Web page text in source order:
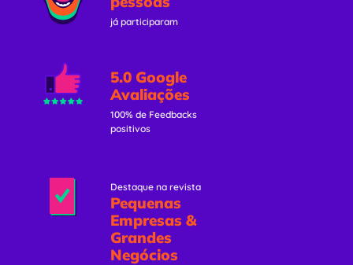
já participaram
5.0 Google
Avaliações
100% de Feedbacks
positivos
Destaque na revista
Pequenas
Empresas &
Grandes
Negócios